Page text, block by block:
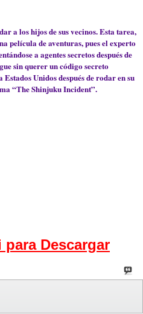
a los hijos de sus vecinos. Esta tarea,
película de aventuras, pues el experto
a agentes secretos después de
sin querer un código secreto
Unidos después de rodar en su
“The Shinjuku Incident”.
Descargar